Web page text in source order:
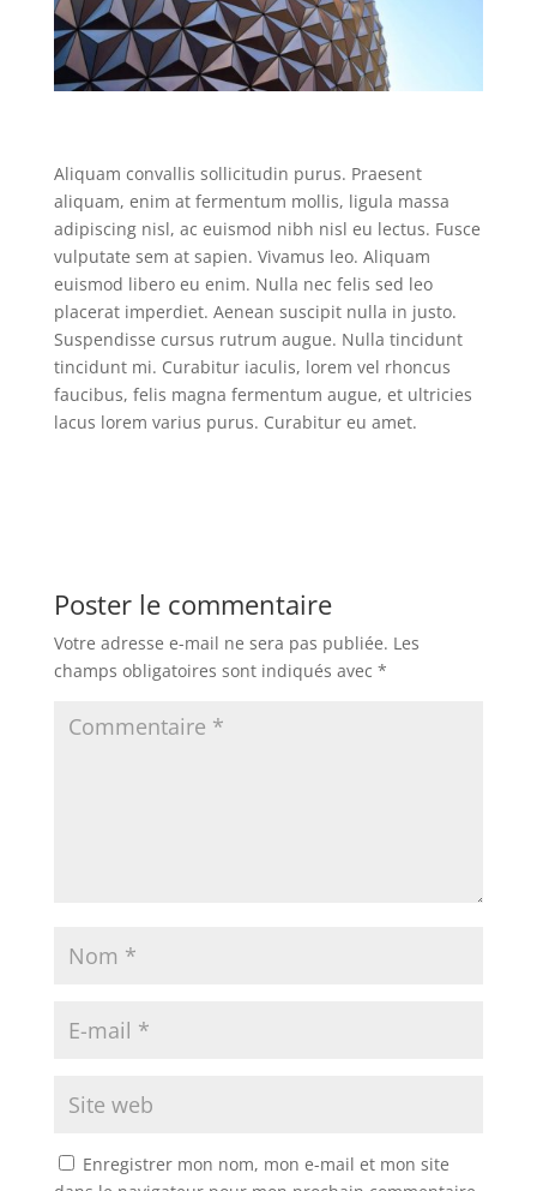
Aliquam convallis sollicitudin purus. Praesent
aliquam, enim at fermentum mollis, ligula massa
adipiscing nisl, ac euismod nibh nisl eu lectus. Fusce
vulputate sem at sapien. Vivamus leo. Aliquam
euismod libero eu enim. Nulla nec felis sed leo
placerat imperdiet. Aenean suscipit nulla in justo.
Suspendisse cursus rutrum augue. Nulla tincidunt
tincidunt mi. Curabitur iaculis, lorem vel rhoncus
faucibus, felis magna fermentum augue, et ultricies
lacus lorem varius purus. Curabitur eu amet.
Poster le commentaire
Votre adresse e-mail ne sera pas publiée. Les
champs obligatoires sont indiqués avec *
Enregistrer mon nom, mon e-mail et mon site